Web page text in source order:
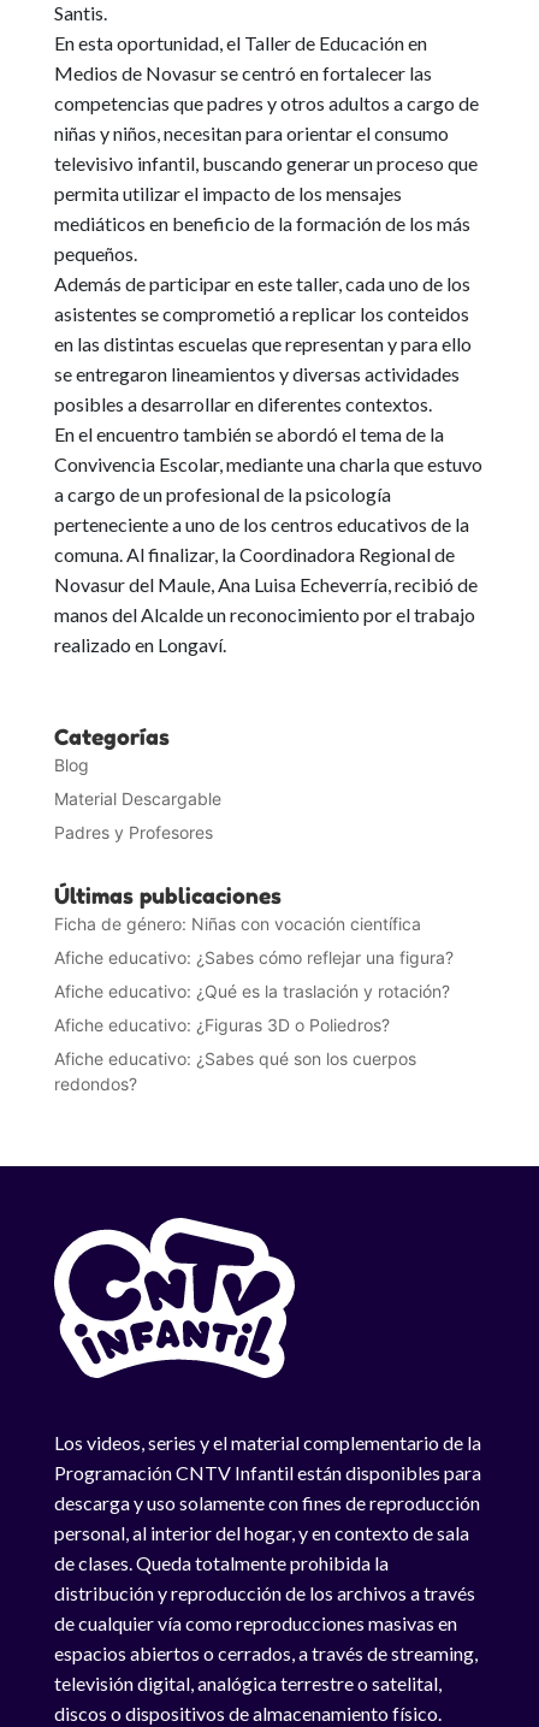
Santis.
En esta oportunidad, el Taller de Educación en
Medios de Novasur se centró en fortalecer las
competencias que padres y otros adultos a cargo de
niñas y niños, necesitan para orientar el consumo
televisivo infantil, buscando generar un proceso que
permita utilizar el impacto de los mensajes
mediáticos en beneficio de la formación de los más
pequeños.
Además de participar en este taller, cada uno de los
asistentes se comprometió a replicar los conteidos
en las distintas escuelas que representan y para ello
se entregaron lineamientos y diversas actividades
posibles a desarrollar en diferentes contextos.
En el encuentro también se abordó el tema de la
Convivencia Escolar, mediante una charla que estuvo
a cargo de un profesional de la psicología
perteneciente a uno de los centros educativos de la
comuna. Al finalizar, la Coordinadora Regional de
Novasur del Maule, Ana Luisa Echeverría, recibió de
manos del Alcalde un reconocimiento por el trabajo
realizado en Longaví.
Categorías
Blog
Material Descargable
Padres y Profesores
Últimas publicaciones
Ficha de género: Niñas con vocación científica
Afiche educativo: ¿Sabes cómo reflejar una figura?
Afiche educativo: ¿Qué es la traslación y rotación?
Afiche educativo: ¿Figuras 3D o Poliedros?
Afiche educativo: ¿Sabes qué son los cuerpos
redondos?
Los videos, series y el material complementario de la
Programación CNTV Infantil están disponibles para
descarga y uso solamente con fines de reproducción
personal, al interior del hogar, y en contexto de sala
de clases. Queda totalmente prohibida la
distribución y reproducción de los archivos a través
de cualquier vía como reproducciones masivas en
espacios abiertos o cerrados, a través de streaming,
televisión digital, analógica terrestre o satelital,
discos o dispositivos de almacenamiento físico.